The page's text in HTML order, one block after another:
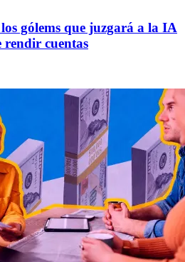
gólems que juzgará a la IA
rendir cuentas